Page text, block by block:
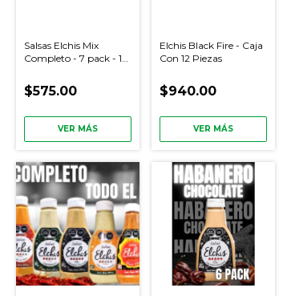
Salsas Elchis Mix
Completo - 7 pack - 1
$575.00
VER MÁS
Elchis Black Fire - Caja
Con 12 Piezas
$940.00
VER MÁS